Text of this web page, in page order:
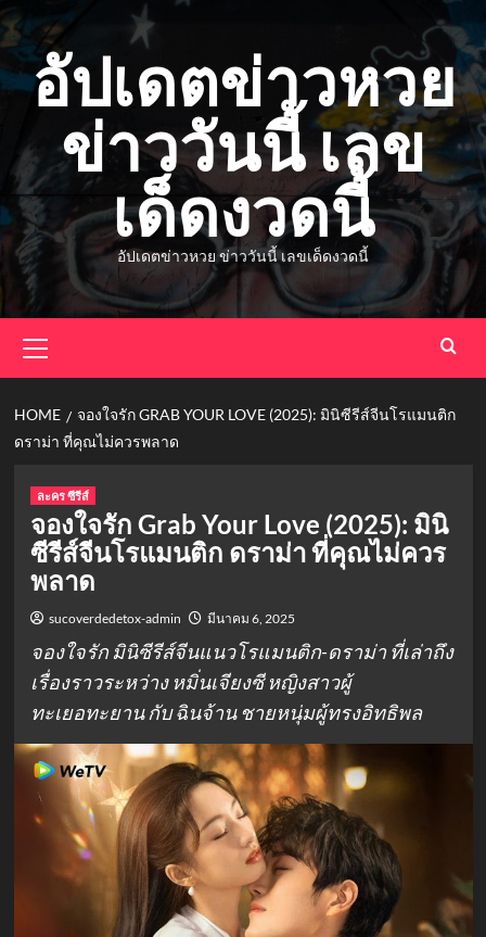
Skip
to
contentอัปเดตข่าวหวย
ข่าววันนี้ เลข
เด็ดงวดนี้
อัปเดตข่าวหวย ข่าววันนี้ เลขเด็ดงวดนี้
Menu
HOME
จองใจรัก GRAB YOUR LOVE (2025): มินิซีรีส์จีนโรแมนติก
ดราม่า ที่คุณไม่ควรพลาด
ละคร ซีรีส์
จองใจรัก Grab Your Love (2025): มินิ
ซีรีส์จีนโรแมนติก ดราม่า ที่คุณไม่ควร
พลาด
sucoverdedetox-admin มีนาคม 6, 2025
จองใจรัก มินิซีรีส์จีนแนวโรแมนติก-ดราม่า ที่เล่าถึง
เรื่องราวระหว่าง หมิ่นเจียงซี หญิงสาวผู้
ทะเยอทะยาน กับ ฉินจ้าน ชายหนุ่มผู้ทรงอิทธิพล